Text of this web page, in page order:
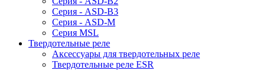
Серия - ASD-B3
Серия - ASD-M
Серия MSL
Твердотельные реле
Аксессуары для твердотельных реле
Твердотельные реле ESR